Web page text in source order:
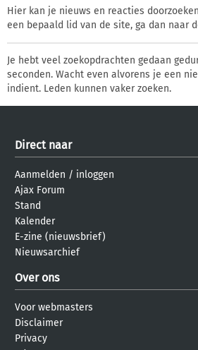
Hier kan je nieuws en reacties
een bepaald lid van de site, ga dan naar
Je hebt veel zoekopdrachten gedaan
seconden. Wacht even alvorens je een
indient. Leden kunnen vaker zoeken.
Direct naar
Aanmelden / inloggen
Ajax Forum
Stand
Kalender
E-zine (nieuwsbrief)
Nieuwsarchief
Over ons
Voor webmasters
Disclaimer
Privacy